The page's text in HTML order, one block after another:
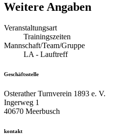
Weitere Angaben
Veranstaltungsart
Trainingszeiten
Mannschaft/Team/Gruppe
LA - Lauftreff
Geschäftsstelle
Osterather Turnverein 1893 e. V.
Ingerweg 1
40670 Meerbusch
kontakt